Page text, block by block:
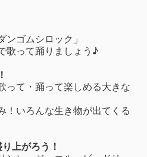
ンゴムシロック」
歌って踊りましょう♪
って・踊って楽しめる大きな
！いろんな生き物が出てくる
上がろう！